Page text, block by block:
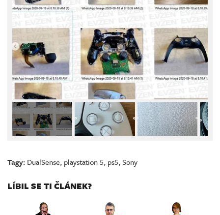
Tagy: DualSense, playstation 5, ps5,Sony
LÍBIL SE TI ČLÁNEK?